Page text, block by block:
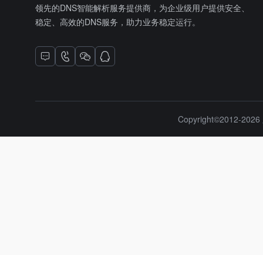
领先的DNS智能解析服务提供商，为企业级用户提供安全、
稳定、高效的DNS服务，助力业务稳定运行。
Copyright©2012-2026